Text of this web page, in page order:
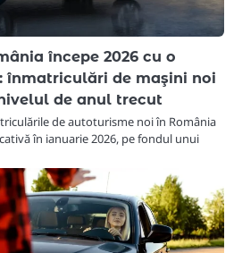
începe 2026 cu o
înmatriculări de maşini noi
de anul trecut
de autoturisme noi în România
în ianuarie 2026, pe fondul unui